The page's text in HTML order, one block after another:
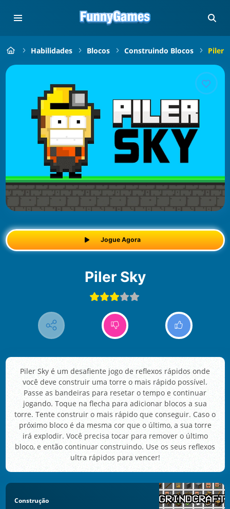
Habilidades Blocos Construindo Blocos Piler
Jogue Agora
Piler Sky
Piler Sky é um desafiente jogo de reflexos rápidos onde
você deve construir uma torre o mais rápido possível.
Passe as bandeiras para resetar o tempo e continuar
jogando. Toque na flecha para adicionar blocos a sua
torre. Tente construir o mais rápido que conseguir. Caso o
próximo bloco é da mesma cor que o último, a sua torre
irá explodir. Você precisa tocar para remover o último
bloco, e então continuar construindo. Use os seus reflexos
ultra rápidos para vencer!
Construção